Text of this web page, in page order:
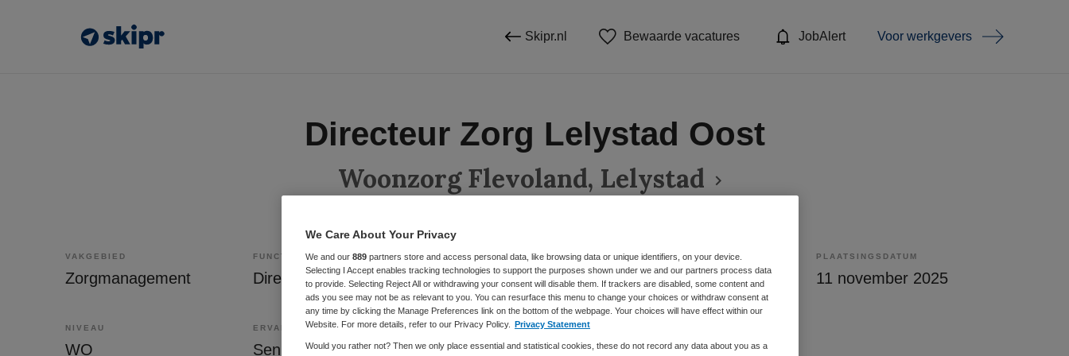
Skipr.nl Bewaarde vacatures JobAlert Voor werkgevers
Directeur Zorg Lelystad Oost
Woonzorg Flevoland, Lelystad
VAKGEBIED
Zorgmanagement
FUNCTIE
Directeur
BRANCHE
Verpleeghuis
AANSTELLING
Vaste aanstelling
PLAATSINGSDATUM
11 november 2025
NIVEAU
WO
ERVARING
Senior
DIENSTVERBAND
Fulltime
We Care About Your Privacy
We and our 889 partners store and access personal data, like browsing data or unique identifiers, on your device.
Selecting I Accept enables tracking technologies to support the purposes shown under we and our partners process data
to provide. Selecting Reject All or withdrawing your consent will disable them. If trackers are disabled, some content and
ads you see may not be as relevant to you. You can resurface this menu to change your choices or withdraw consent at
any time by clicking the Manage Preferences link on the bottom of the webpage. Your choices will have effect within our
Website. For more details, refer to our Privacy Policy.
Privacy Statement
Would you rather not? Then we only place essential and statistical cookies, these do not record any data about you as a